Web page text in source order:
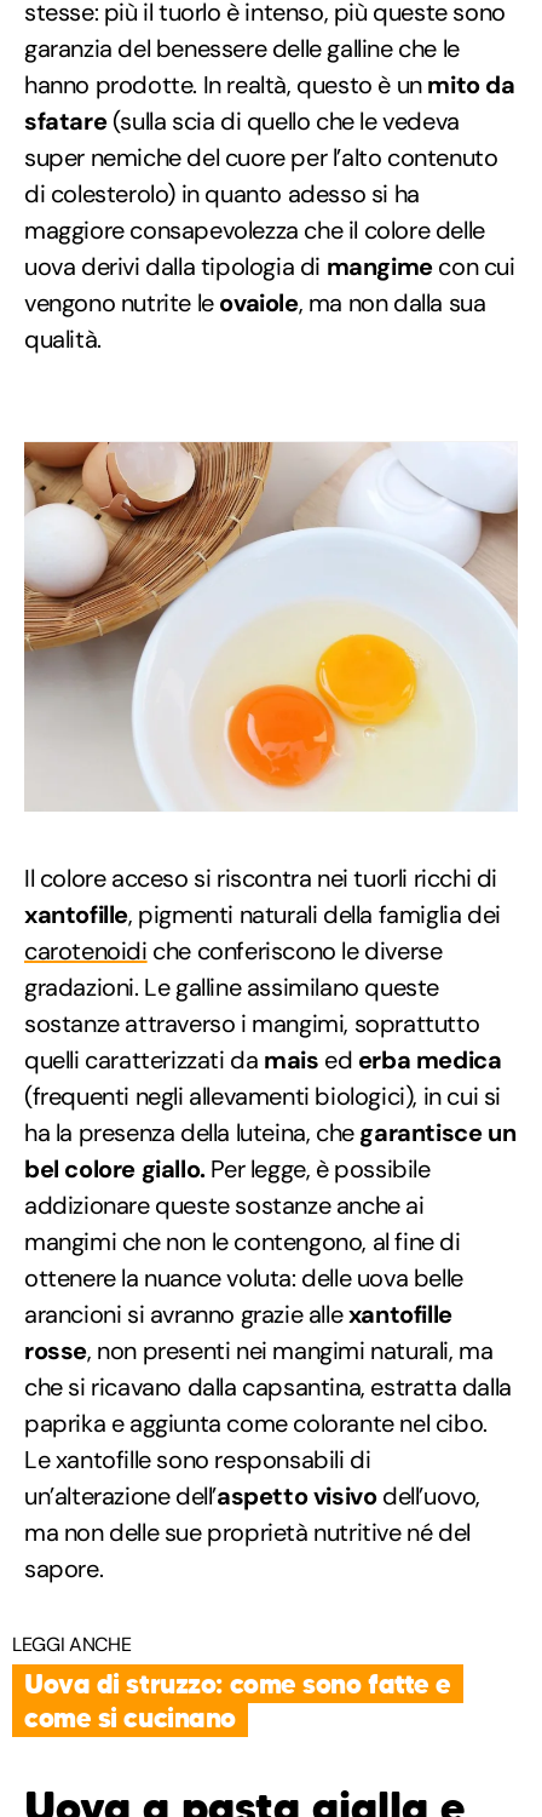
stesse: più il tuorlo è intenso, più queste sono
garanzia del benessere delle galline che le
hanno prodotte. In realtà, questo è unmito da
sfatare(sulla scia di quello che le vedeva
super nemiche del cuore per l’alto contenuto
di colesterolo) in quanto adesso si ha
maggiore consapevolezza che il colore delle
uova derivi dalla tipologia di mangimecon cui
vengono nutrite leovaiole, ma non dalla sua
qualità.
Il colore acceso si riscontra nei tuorli ricchi di
xantofille, pigmenti naturali della famiglia dei
carotenoidi che conferiscono le diverse
gradazioni. Le galline assimilano queste
sostanze attraverso i mangimi, soprattutto
quelli caratterizzati da mais ed erba medica
(frequenti negli allevamenti biologici), in cui si
ha la presenza della luteina, chegarantisce un
bel colore giallo.Per legge, è possibile
addizionare queste sostanze anche ai
mangimi che non le contengono, al fine di
ottenere la nuance voluta: delle uova belle
arancioni si avranno grazie allexantofille
rosse, non presenti nei mangimi naturali, ma
che si ricavano dalla capsantina, estratta dalla
paprika e aggiunta come colorante nel cibo.
Le xantofille sono responsabili di
un’alterazione dell’aspetto visivodell’uovo,
ma non delle sue proprietà nutritive né del
sapore.
LEGGI ANCHE
Uova di struzzo: come sono fatte e
come si cucinano